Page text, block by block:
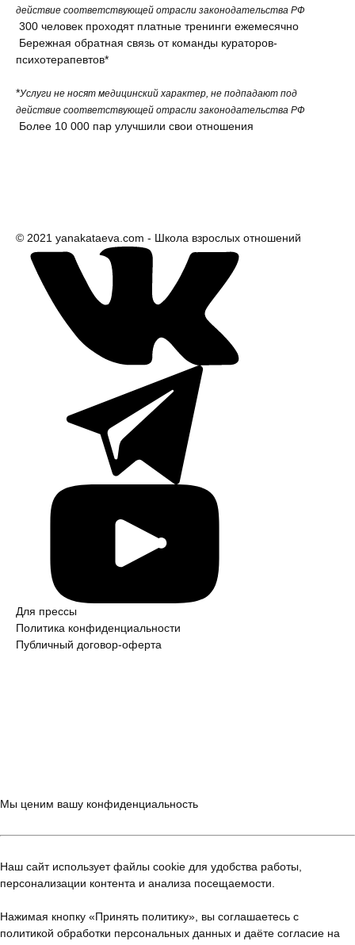
действие соответствующей отрасли законодательства РФ
300 человек проходят платные тренинги ежемесячно
Бережная обратная связь от команды кураторов-
психотерапевтов*
*Услуги не носят медицинский характер, не подпадают под
действие соответствующей отрасли законодательства РФ
Более 10 000 пар улучшили свои отношения
© 2021 yanakataeva.com - Школа взрослых отношений
Для прессы
Политика конфиден­ци­аль­ности
Публичный договор-оферта
Мы ценим вашу конфиденциальность
Наш сайт использует файлы cookie для удобства работы,
персонализации контента и анализа посещаемости.
Нажимая кнопку «Принять политику», вы соглашаетесь с
политикой обработки персональных данных и даёте согласие на